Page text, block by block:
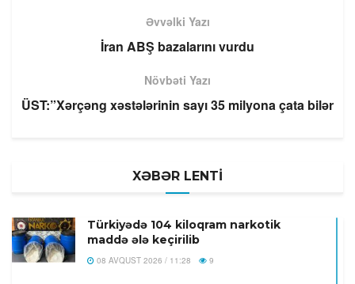
Əvvəlki Yazı
İran ABŞ bazalarını vurdu
Növbəti Yazı
ÜST:”Xərçəng xəstələrinin sayı 35 milyona çata bilər
XƏBƏR LENTİ
Türkiyədə 104 kiloqram narkotik
maddə ələ keçirilib
08 AVQUST 2026 / 11:28 9